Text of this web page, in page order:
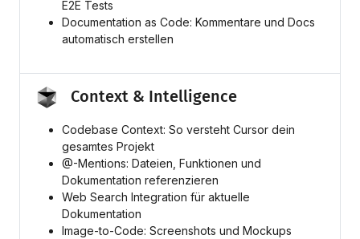
E2E Tests
Documentation as Code: Kommentare und Docs
automatisch erstellen
Context & Intelligence
Codebase Context: So versteht Cursor dein
gesamtes Projekt
@-Mentions: Dateien, Funktionen und
Dokumentation referenzieren
Web Search Integration für aktuelle
Dokumentation
Image-to-Code: Screenshots und Mockups